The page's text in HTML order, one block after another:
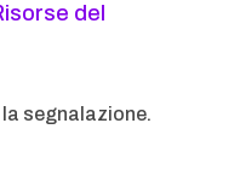
del
segnalazione.